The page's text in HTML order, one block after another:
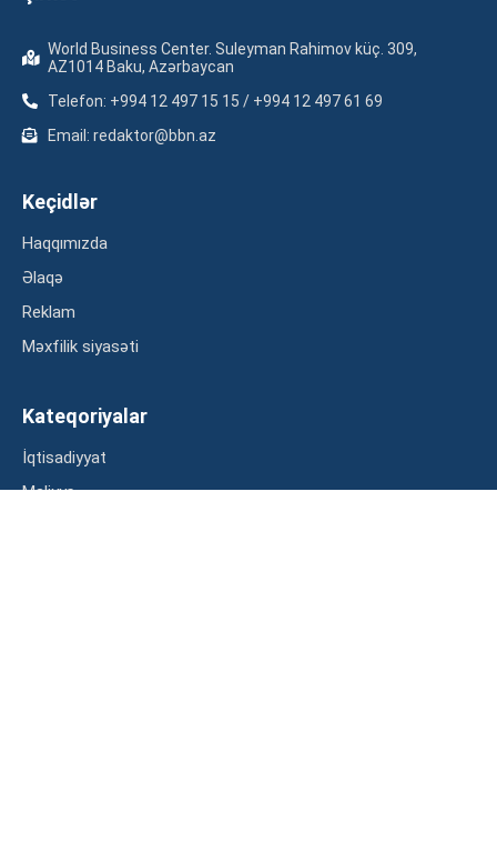
World Business Center. Suleyman Rahimov küç. 309,
AZ1014 Baku, Azərbaycan
Telefon: +994 12 497 15 15 / +994 12 497 61 69
Email: redaktor@bbn.az
Keçidlər
Haqqımızda
Əlaqə
Reklam
Məxfilik siyasəti
Kateqoriyalar
İqtisadiyyat
Maliyyə